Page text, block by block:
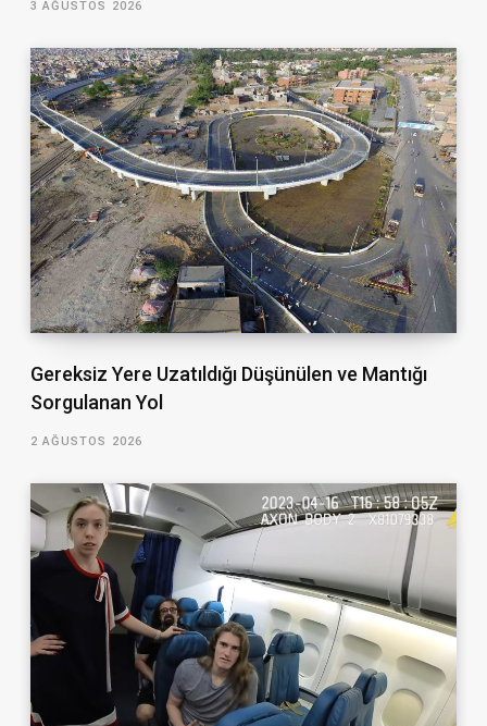
3 AĞUSTOS 2026
Gereksiz Yere Uzatıldığı Düşünülen ve Mantığı
Sorgulanan Yol
2 AĞUSTOS 2026